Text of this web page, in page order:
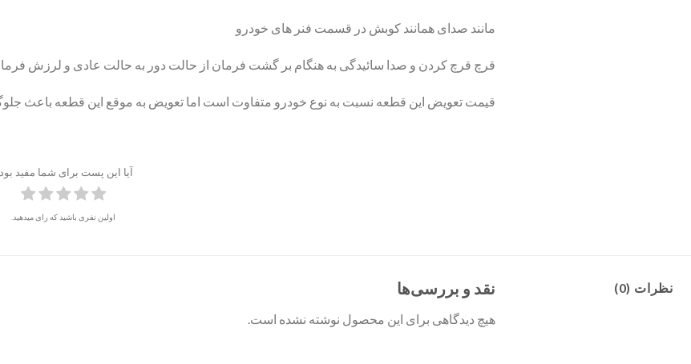
مانند صدای همانند کوبش در قسمت فنر های خودرو
قرچ قرچ کردن و صدا سائیدگی به هنگام بر گشت فرمان از حالت دور به حالت عادی و لرزش
قیمت تعویض این قطعه نسبت به نوع خودرو متفاوت است اما تعویض به موقع این قطعه باعث
آیا این پست برای شما مفید
اولین نفری باشید که رای میدهید.
نظرات (0) نقد و بررسی‌ها
هیچ دیدگاهی برای این محصول نوشته نشده است.